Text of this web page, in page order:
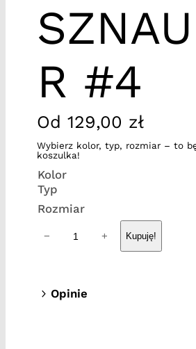
R #4
Od 129,00 zł
Wybierz kolor, typ, rozmiar – to
koszulka!
Kolor
Typ
Rozmiar
ć
− + Kupuję!
Opinie